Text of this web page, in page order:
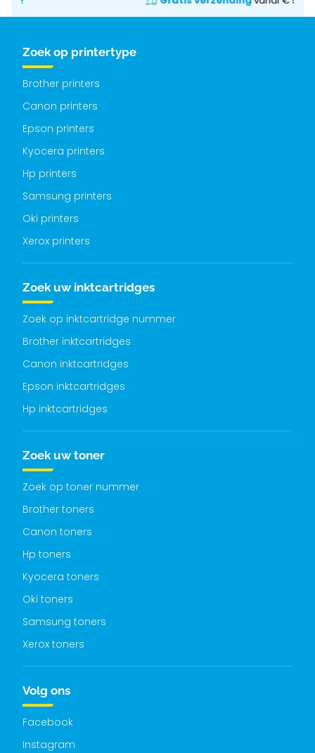
Zoek op printertype
Brother printers
Canon printers
Epson printers
Kyocera printers
Hp printers
Samsung printers
Oki printers
Xerox printers
Zoek uw inktcartridges
Zoek op inktcartridge nummer
Brother inktcartridges
Canon inktcartridges
Epson inktcartridges
Hp inktcartridges
Zoek uw toner
Zoek op toner nummer
Brother toners
Canon toners
Hp toners
Kyocera toners
Oki toners
Samsung toners
Xerox toners
Volg ons
Facebook
Instagram